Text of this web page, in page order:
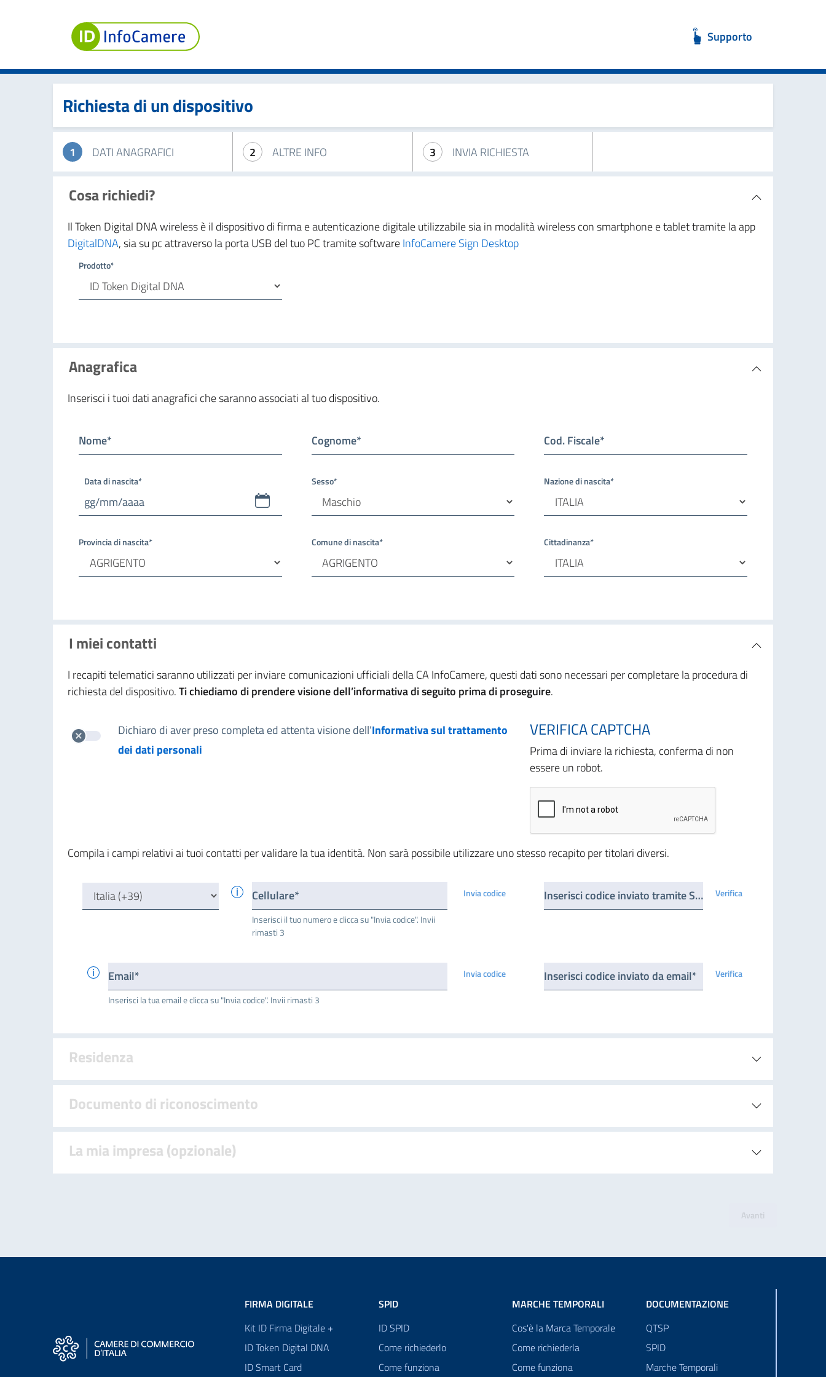
Supporto
Richiesta di un dispositivo
1 DATI ANAGRAFICI 2 ALTRE INFO 3 INVIA RICHIESTA
Cosa richiedi?
Il Token Digital DNA wireless è il dispositivo di firma e autenticazione digitale utilizzabile sia in modalità wireless con smartphone e tablet tramite la app
DigitalDNA, sia su pc attraverso la porta USB del tuo PC tramite softwareInfoCamere Sign Desktop
Prodotto*
Anagrafica
Inserisci i tuoi dati anagrafici che saranno associati al tuo dispositivo.
Nome* Cognome* Cod. Fiscale*
Data di nascita* Sesso* Nazione di nascita*
Provincia di nascita* Comune di nascita* Cittadinanza*
I miei contatti
I recapiti telematici saranno utilizzati per inviare comunicazioni ufficiali della CA InfoCamere, questi dati sono necessari per completare la procedura di
richiesta del dispositivo.Ti chiediamo di prendere visione dell’informativa di seguito prima di proseguire.
Dichiaro di aver preso completa ed attenta visione dell’Informativa sul trattamento
dei dati personali
VERIFICA CAPTCHA
Prima di inviare la richiesta, conferma di non
essere un robot.
Compila i campi relativi ai tuoi contatti per validare la tua identità. Non sarà possibile utilizzare uno stesso recapito per titolari diversi.
Cellulare*
Inserisci il tuo numero e clicca su "Invia codice". Invii
rimasti 3
Invia codice Inserisci codice inviato tramite SMS* Verifica
Email*
Inserisci la tua email e clicca su "Invia codice". Invii rimasti 3
Invia codice Inserisci codice inviato da email* Verifica
Residenza
Documento di riconoscimento
La mia impresa (opzionale)
Avanti
FIRMA DIGITALE
Kit ID Firma Digitale +
ID Token Digital DNA
ID Smart Card
SPID
ID SPID
Come richiederlo
Come funziona
MARCHE TEMPORALI
Cos'è la Marca Temporale
Come richiederla
Come funziona
DOCUMENTAZIONE
QTSP
SPID
Marche Temporali